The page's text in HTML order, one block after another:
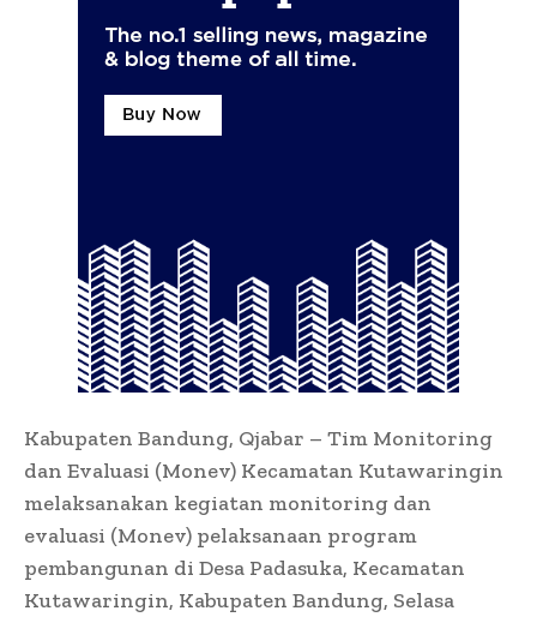
Kabupaten Bandung, Qjabar – Tim Monitoring
dan Evaluasi (Monev) Kecamatan Kutawaringin
melaksanakan kegiatan monitoring dan
evaluasi (Monev) pelaksanaan program
pembangunan di Desa Padasuka, Kecamatan
Kutawaringin, Kabupaten Bandung, Selasa